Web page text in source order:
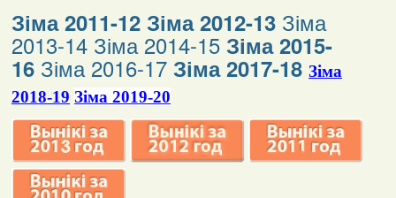
Зіма 2011-12 Зіма 2012-13 Зіма
2013-14 Зіма 2014-15 Зіма 2015-
16 Зіма 2016-17 Зіма 2017-18 Зіма
2018-19 Зіма 2019-20